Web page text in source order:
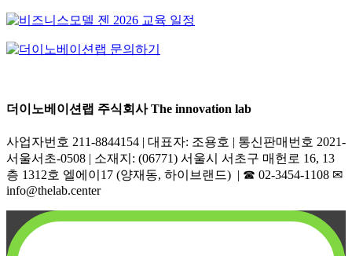
더이노베이션랩 주식회사 The innovation lab
사업자번호 211-8844154 | 대표자: 조용호 | 통신판매번호 2021-
서울서초-0508 | 소재지: (06771) 서울시 서초구 매헌로 16, 13
층 1312호 엘에이17 (양재동, 하이브랜드) | ☎︎ 02-3454-1108 ✉︎
info@thelab.center